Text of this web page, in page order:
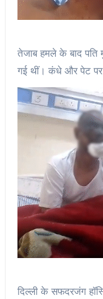
तेजाब हमले के बाद
गई थीं। कंधे और पेट
दिल्ली के सफदरजंग